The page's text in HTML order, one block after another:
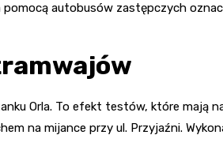
pomocą autobusów zastępczych
Orla. To efekt testów, które mają
na mijance przy ul. Przyjaźni.